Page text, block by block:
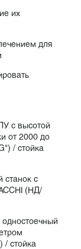
их
для
с высотой
от 2000 до
/ стойка
станок с
(НД/
стойка